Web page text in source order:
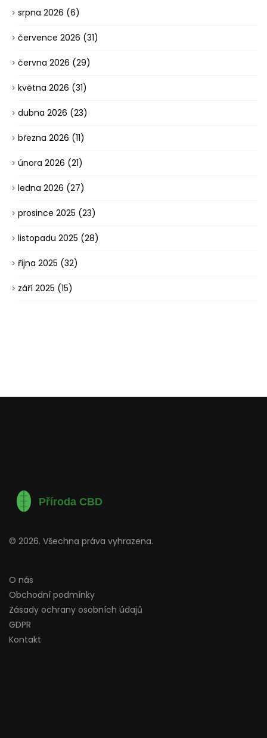
srpna 2026 (6)
července 2026 (31)
června 2026 (29)
května 2026 (31)
dubna 2026 (23)
března 2026 (11)
února 2026 (21)
ledna 2026 (27)
prosince 2025 (23)
listopadu 2025 (28)
října 2025 (32)
září 2025 (15)
© 2026. Všechna práva vyhrazena.
O nás
Obchodní podmínky
Zásady ochrany osobních údajů
GDPR
Kontakt